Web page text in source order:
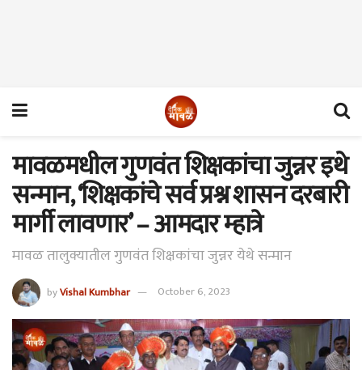
मावळमधील गुणवंत शिक्षकांचा जुन्नर इथे
सन्मान, ‘शिक्षकांचे सर्व प्रश्न शासन दरबारी
मार्गी लावणार’ – आमदार म्हात्रे
मावळ तालुक्यातील गुणवंत शिक्षकांचा जुन्नर येथे सन्मान
byVishal Kumbhar October 6, 2023